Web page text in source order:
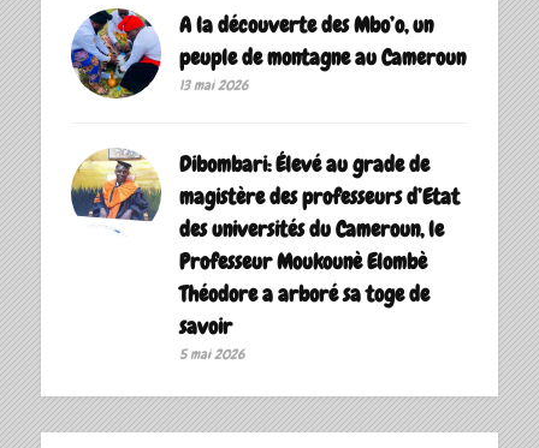
A la découverte des Mbo’o, un
peuple de montagne au Cameroun
13 mai 2026
Dibombari: Élevé au grade de
magistère des professeurs d’Etat
des universités du Cameroun, le
Professeur Moukounè Elombè
Théodore a arboré sa toge de
savoir ‎
5 mai 2026